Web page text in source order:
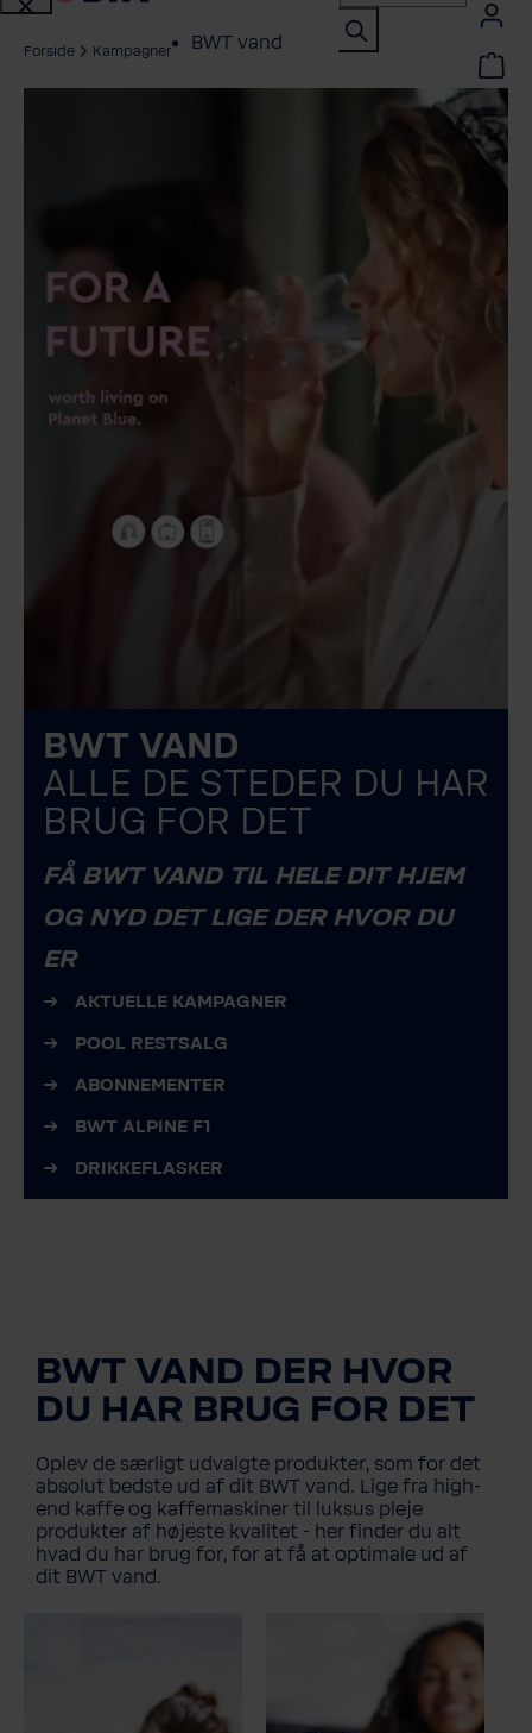
BWT vand
Produktoversigt
Forside Kampagner
BWT VAND
ALLE DE STEDER DU HAR
BRUG FOR DET
FÅ BWT VAND TIL HELE DIT HJEM
OG NYD DET LIGE DER HVOR DU
ER
AKTUELLE KAMPAGNER
POOL RESTSALG
ABONNEMENTER
BWT ALPINE F1
DRIKKEFLASKER
BWT VAND DER HVOR
DU HAR BRUG FOR DET
Oplev de særligt udvalgte produkter, som for det
absolut bedste ud af dit BWT vand. Lige fra high-
end kaffe og kaffemaskiner til luksus pleje
produkter af højeste kvalitet - her finder du alt
hvad du har brug for, for at få at optimale ud af
dit BWT vand.